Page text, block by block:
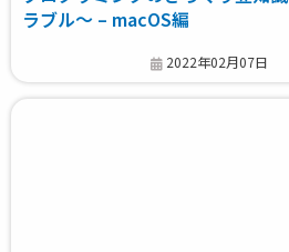
ラブル～ – macOS編
2022年02月07日